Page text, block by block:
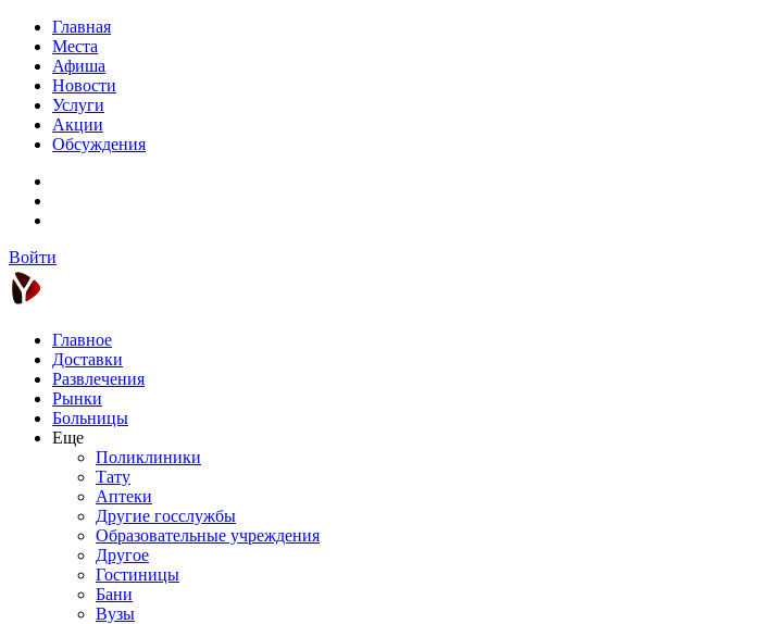
Главная
Места
Афиша
Новости
Услуги
Акции
Обсуждения
Войти
Главное
Доставки
Развлечения
Рынки
Больницы
Еще
Поликлиники
Тату
Аптеки
Другие госслужбы
Образовательные учреждения
Другое
Гостиницы
Бани
Вузы